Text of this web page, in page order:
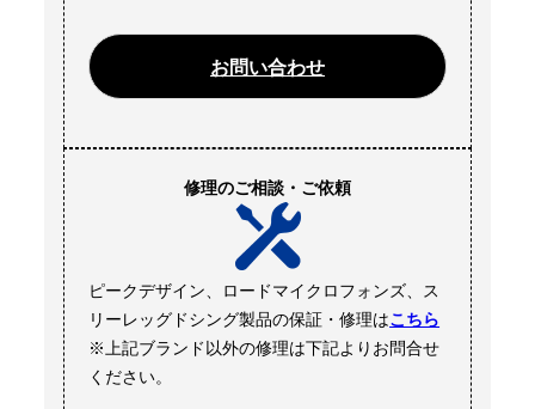
お問い合わせ
修理のご相談・ご依頼
ピークデザイン、ロードマイクロフォンズ、ス
リーレッグドシング製品の保証・修理はこちら
※上記ブランド以外の修理は下記よりお問合せ
ください。